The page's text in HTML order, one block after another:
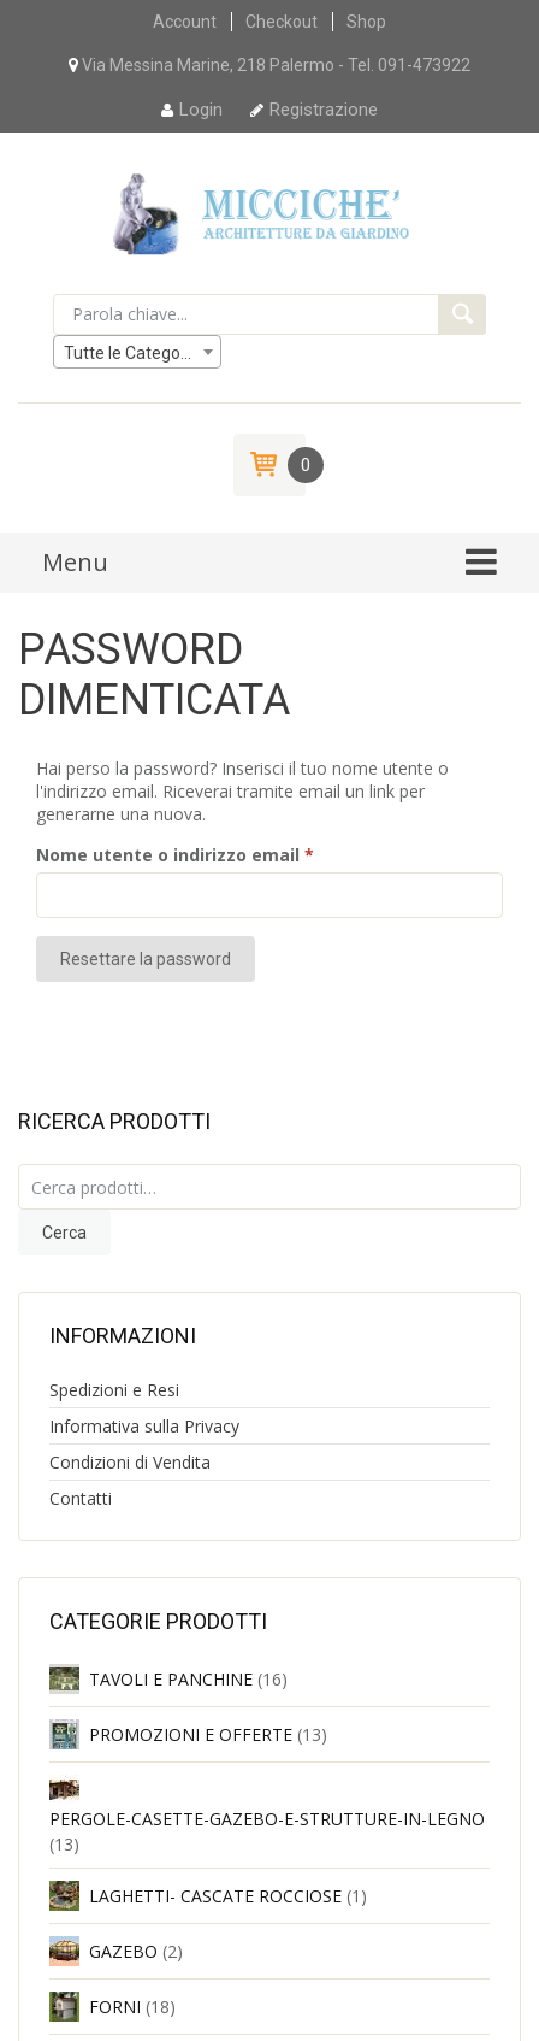
Skip
content
Account Checkout Shop
Via Messina Marine, 218 Palermo - Tel. 091-473922
Login Registrazione
Tutte le Categorie
0
Menu
PASSWORD
DIMENTICATA
Hai perso la password? Inserisci il tuo nome utente o
l'indirizzo email. Riceverai tramite email un link per
generarne una nuova.
Nome utente o indirizzo email *
Resettare la password
RICERCA PRODOTTI
Cerca
INFORMAZIONI
Spedizioni e Resi
Informativa sulla Privacy
Condizioni di Vendita
Contatti
CATEGORIE PRODOTTI
TAVOLI E PANCHINE (16)
PROMOZIONI E OFFERTE (13)
PERGOLE-CASETTE-GAZEBO-E-STRUTTURE-IN-LEGNO
(13)
LAGHETTI- CASCATE ROCCIOSE (1)
GAZEBO (2)
FORNI (18)